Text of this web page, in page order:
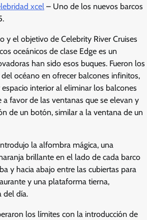
xcel – Uno de los nuevos barcos
y el objetivo de Celebrity River Cruises
oceánicos de clase Edge es un
han sido esos buques. Fueron los
océano en ofrecer balcones infinitos,
interior al eliminar los balcones
a favor de las ventanas que se elevan y
de un botón, similar a la ventana de un
la alfombra mágica, una
brillante en el lado de cada barco
y hacia abajo entre las cubiertas para
y una plataforma tierna,
del día.
los límites con la introducción de